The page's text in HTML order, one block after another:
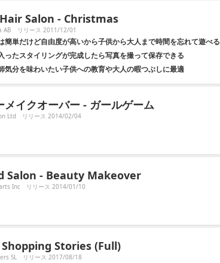
Salon - Christmas
AB リリース 2011/12/01
簡単だけど自由度が高いから子供から大人まで時間を忘れて遊べる
ったスタイリングが完成したら写真を撮って保存できる
気分を味わいたい子供への教育や大人の暇つぶしに最適
メイクオーバー - ガールゲーム
Ltd リリース 2014/02/04
Salon - Beauty Makeover
Inc リリース 2014/01/10
Stories (Full)
SL リリース 2017/08/18